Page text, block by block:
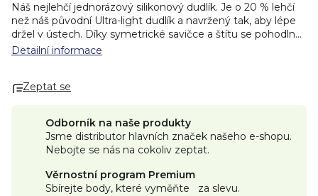
Náš nejlehčí jednorázový silikonový dudlík. Je o 20 % lehčí
než náš původní Ultra-light dudlík a navržený tak, aby lépe
držel v ústech. Díky symetrické savičce a štítu se pohodlně
přizpůsobí tváři miminka v jakékoli poloze a pomáhá mu
menší kontakt s pokožkou a lepší proudění
kompatibilní s klipem na dudlík, takže se neztratí, zůstane
čistý, snadno dostupný a připravený. Sterilizační pouzdro
vhodné do mikrovlnné trouby pro jednoduchou sterilizaci
Ortodontický design – ventilační savička se jemně stlačuje,
aby byla šetrná k rostoucím zoubkům a dásním
Detailní informace
Zeptat se
Odborník na naše produkty
Jsme distributor hlavních značek našeho e-shopu.
Nebojte se nás na cokoliv zeptat.
Věrnostní program Premium
Sbírejte body, které vyměňte za slevu.